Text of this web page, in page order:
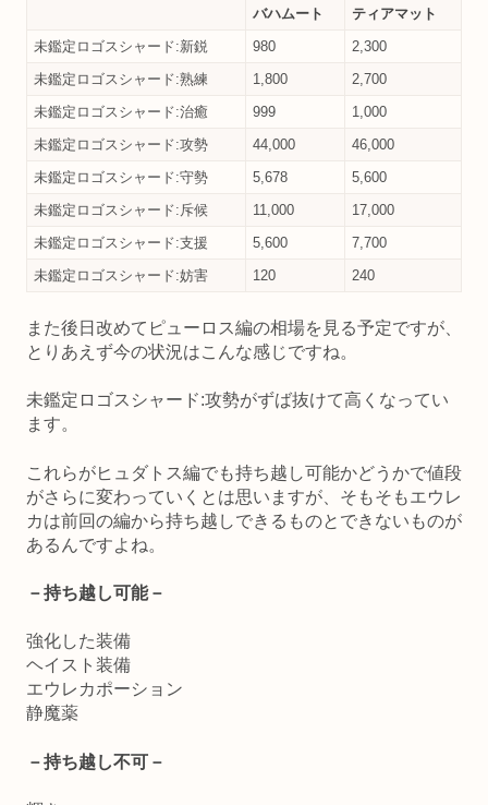
バハムート
ティアマット
未鑑定ロゴスシャード:新鋭
980
2,300
未鑑定ロゴスシャード:熟練
1,800
2,700
未鑑定ロゴスシャード:治癒
999
1,000
未鑑定ロゴスシャード:攻勢
44,000
46,000
未鑑定ロゴスシャード:守勢
5,678
5,600
未鑑定ロゴスシャード:斥候
11,000
17,000
未鑑定ロゴスシャード:支援
5,600
7,700
未鑑定ロゴスシャード:妨害
120 240
また後日改めてピューロス編の相場を見る予定ですが、
とりあえず今の状況はこんな感じですね。
未鑑定ロゴスシャード:攻勢がずば抜けて高くなってい
ます。
これらがヒュダトス編でも持ち越し可能かどうかで値段
がさらに変わっていくとは思いますが、そもそもエウレ
カは前回の編から持ち越しできるものとできないものが
あるんですよね。
－持ち越し可能－
強化した装備
ヘイスト装備
エウレカポーション
静魔薬
－持ち越し不可－